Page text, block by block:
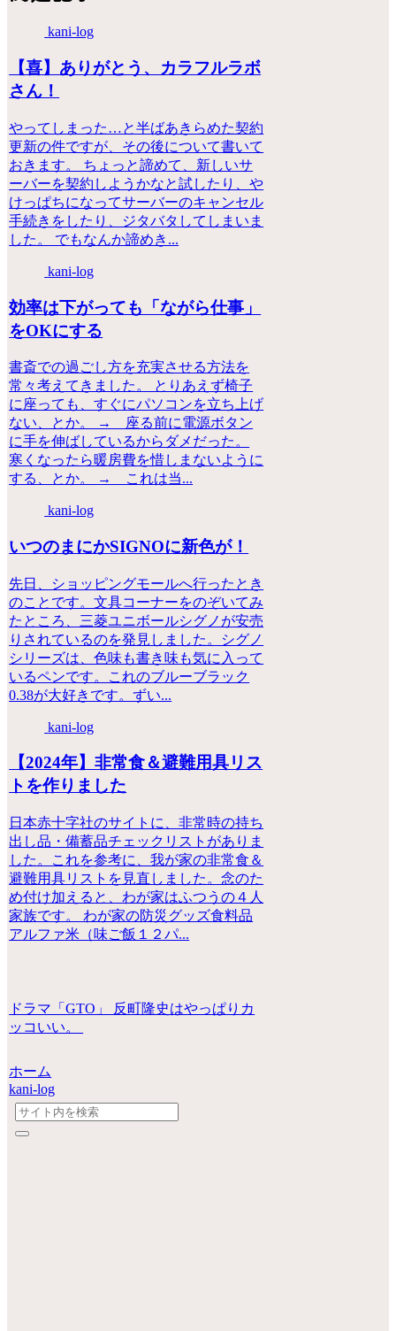
kani-log
【喜】ありがとう、カラフルラボ
さん！
やってしまった…と半ばあきらめた契約
更新の件ですが、その後について書いて
おきます。 ちょっと諦めて、新しいサ
ーバーを契約しようかなと試したり、や
けっぱちになってサーバーのキャンセル
手続きをしたり、ジタバタしてしまいま
した。 でもなんか諦めき...
kani-log
効率は下がっても「ながら仕事」
をOKにする
書斎での過ごし方を充実させる方法を
常々考えてきました。 とりあえず椅子
に座っても、すぐにパソコンを立ち上げ
ない、とか。 → 座る前に電源ボタン
に手を伸ばしているからダメだった。
寒くなったら暖房費を惜しまないように
する、とか。 → これは当...
kani-log
いつのまにかSIGNOに新色が！
先日、ショッピングモールへ行ったとき
のことです。文具コーナーをのぞいてみ
たところ、三菱ユニボールシグノが安売
りされているのを発見しました。シグノ
シリーズは、色味も書き味も気に入って
いるペンです。これのブルーブラック
0.38が大好きです。ずい...
kani-log
【2024年】非常食＆避難用具リス
トを作りました
日本赤十字社のサイトに、非常時の持ち
出し品・備蓄品チェックリストがありま
した。これを参考に、我が家の非常食＆
避難用具リストを見直しました。念のた
め付け加えると、わが家はふつうの４人
家族です。 わが家の防災グッズ食料品
アルファ米（味ご飯１２パ...
ドラマ「GTO」 反町隆史はやっぱりカ
ッコいい。
ホーム
kani-log